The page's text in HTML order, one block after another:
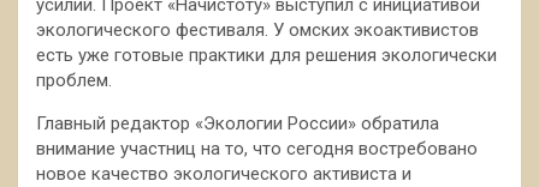
усилий. Проект «Начистоту» выступил с инициативой
экологического фестиваля. У омских экоактивистов
есть уже готовые практики для решения экологически
проблем.
Главный редактор «Экологии России» обратила
внимание участниц на то, что сегодня востребовано
новое качество экологического активиста и